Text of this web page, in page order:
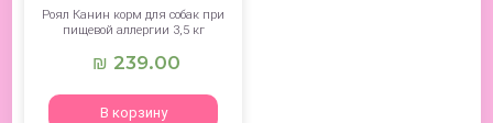
Роял Канин корм для собак при
пищевой аллергии 3,5 кг
₪ 239.00
В корзину